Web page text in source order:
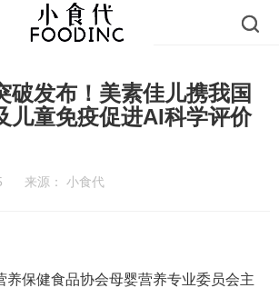
破发布！美素佳儿携我国
儿童免疫促进AI科学评价
来源： 小食代
养保健食品协会母婴营养专业委员会主